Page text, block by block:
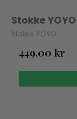
Stokke
Stokke YOYO
449,00 kr